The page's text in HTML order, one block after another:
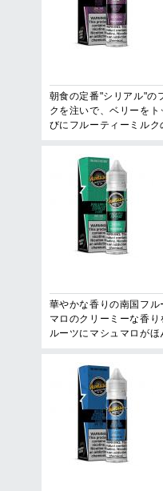
朝食の定番"シリアル"の
クを注いで、ベリーを
びにフルーティーミルク
華やかな香りの南国フ
マロのクリーミーな香
ルーツにマシュマロがほ